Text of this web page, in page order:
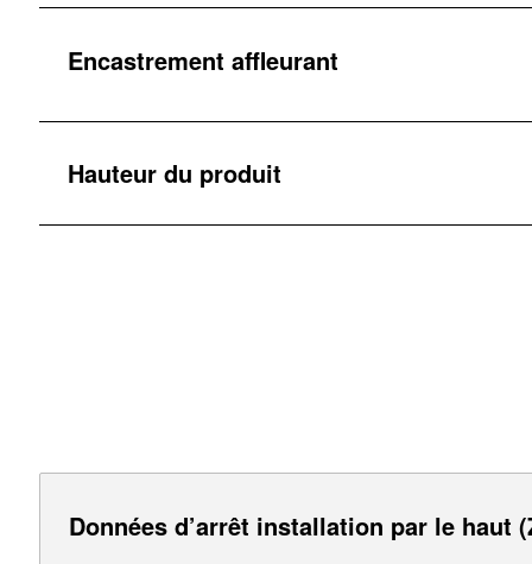
Encastrement affleurant
Hauteur du produit
Données d’arrêt installation par le haut